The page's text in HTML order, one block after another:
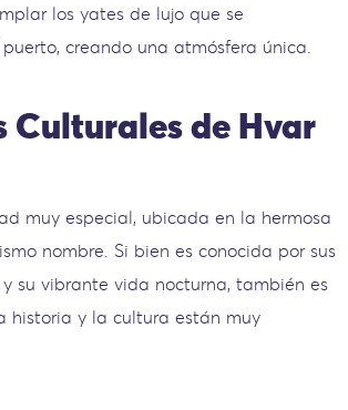
los yates de lujo que se
creando una atmósfera única.
Culturales de Hvar
muy especial, ubicada en la hermosa
nombre. Si bien es conocida por sus
su vibrante vida nocturna, también es
historia y la cultura están muy